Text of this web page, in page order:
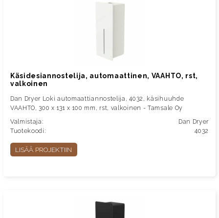
Käsidesiannostelija, automaattinen, VAAHTO, rst,
valkoinen
Dan Dryer Loki automaattiannostelija, 4032, käsihuuhde
VAAHTO, 300 x 131 x 100 mm, rst, valkoinen - Tamsale Oy
Valmistaja:
Dan Dryer
Tuotekoodi:
4032
LISÄÄ PROJEKTIIN